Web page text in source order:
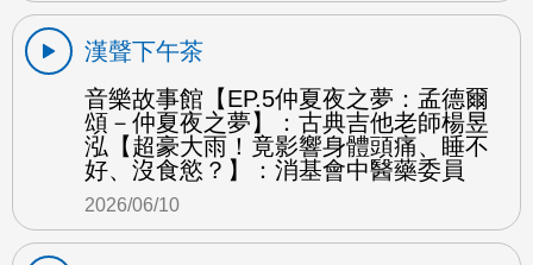
漢聲下午茶
音樂故事館【EP.5仲夏夜之夢：孟德爾
頌－仲夏夜之夢】：古典吉他老師楊昱
泓【超豪大雨！竟影響身體頭痛、睡不
好、沒食慾？】：消基會中醫藥委員
2026/06/10